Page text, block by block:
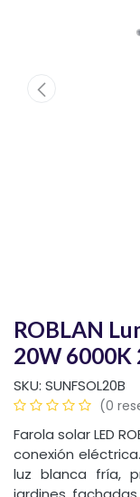
ROBLAN
20W 6000K
SKU: SUNFSOL20B
(0
Farola solar LED
conexión
luz blanca fría,